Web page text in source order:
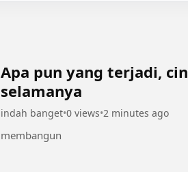
Apa pun yang terjadi,
selamanya
indah banget•0 views•2 minutes ago
membangun